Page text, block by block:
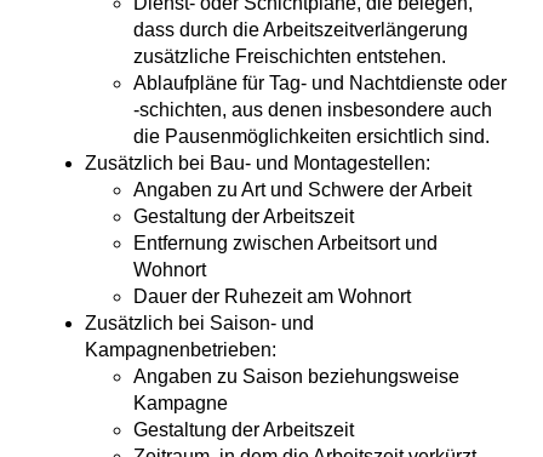
dass durch die Arbeitszeitverlängerung
zusätzliche Freischichten entstehen.
Ablaufpläne für Tag- und Nachtdienste oder
-schichten, aus denen insbesondere auch
die Pausenmöglichkeiten ersichtlich sind.
Zusätzlich bei Bau- und Montagestellen:
Angaben zu Art und Schwere der Arbeit
Gestaltung der Arbeitszeit
Entfernung zwischen Arbeitsort und
Wohnort
Dauer der Ruhezeit am Wohnort
Zusätzlich bei Saison- und
Kampagnenbetrieben:
Angaben zu Saison beziehungsweise
Kampagne
Gestaltung der Arbeitszeit